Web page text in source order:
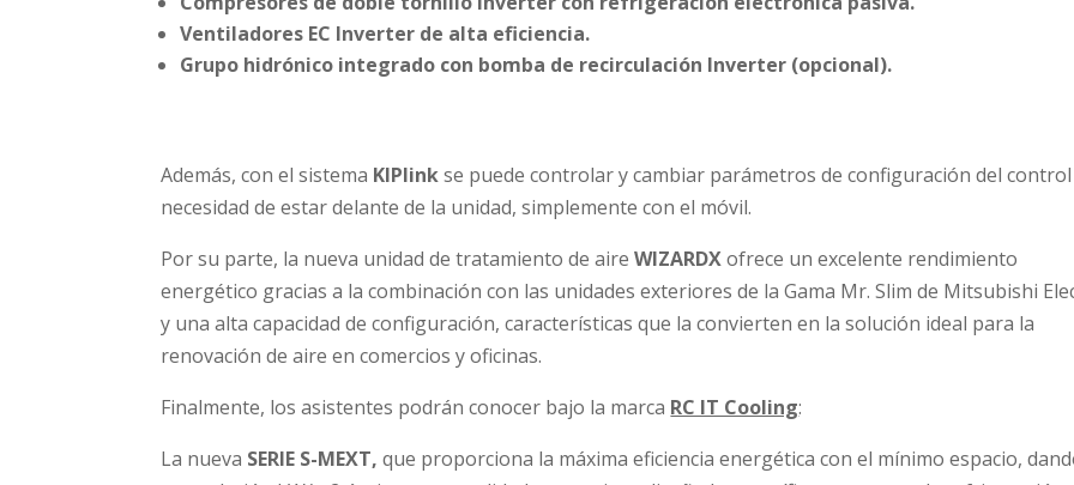
Ventiladores EC Inverter de alta eficiencia.
Grupo hidrónico integrado con bomba de recirculación Inverter (opcional).
Además, con el sistema KIPlinkse puede controlar y cambiar parámetros de configuración del
necesidad de estar delante de la unidad, simplemente con el móvil.
Por su parte, la nueva unidad de tratamiento de aireWIZARDXofrece un excelente rendimiento
energético gracias a la combinación con las unidades exteriores de la Gama Mr. Slim de Mitsubishi
y una alta capacidad de configuración, características que la convierten en la solución ideal para la
renovación de aire en comercios y oficinas.
Finalmente, los asistentes podrán conocer bajo la marca RC IT Cooling:
La nueva SERIE S-MEXT,que proporciona la máxima eficiencia energética con el mínimo espacio,